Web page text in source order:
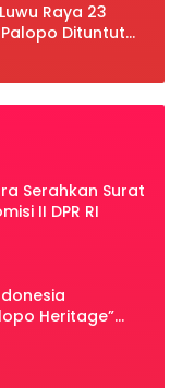
Raya 23
Dituntut
Serahkan Surat
II DPR RI
Heritage”